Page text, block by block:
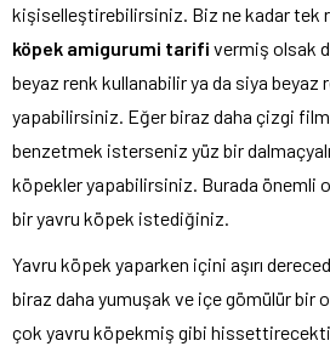
kişiselleştirebilirsiniz. Biz ne kadar tek
köpek amigurumi tarifi vermiş olsak
beyaz renk kullanabilir ya da siya beyaz
yapabilirsiniz. Eğer biraz daha çizgi
benzetmek isterseniz yüz bir
köpekler yapabilirsiniz. Burada önemli
bir yavru köpek istediğiniz.
Yavru köpek yaparken içini aşırı
biraz daha yumuşak ve içe gömülür bir
çok yavru köpekmiş gibi